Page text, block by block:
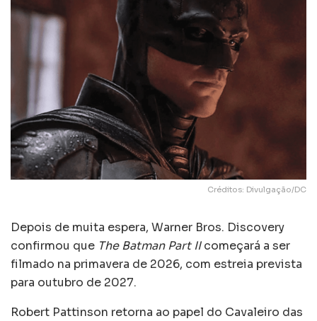
Créditos: Divulgação/DC
Depois de muita espera, Warner Bros. Discovery
confirmou que The Batman Part IIcomeçará a ser
filmado na primavera de 2026, com estreia prevista
para outubro de 2027.
Robert Pattinson retorna ao papel do Cavaleiro das